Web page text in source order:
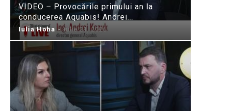
VIDEO – Provocările primului an la
conducerea Aquabis! Andrei...
Iulia Hoha - iulie 21, 2026